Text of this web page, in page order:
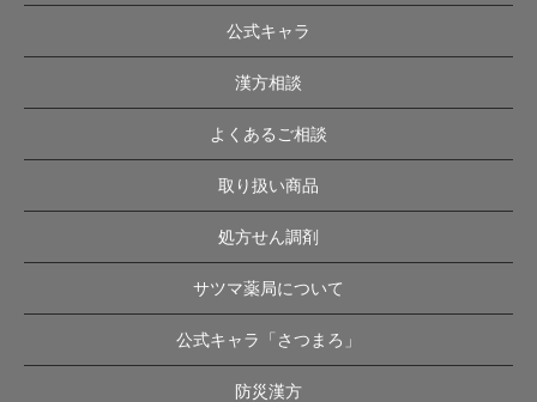
公式キャラ
漢方相談
よくあるご相談
取り扱い商品
処方せん調剤
サツマ薬局について
公式キャラ「さつまろ」
防災漢方